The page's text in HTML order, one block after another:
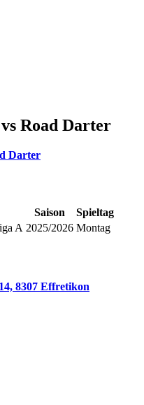
Road Darter
Darter
Saison
Spieltag
A 2025/2026 Montag
8307 Effretikon